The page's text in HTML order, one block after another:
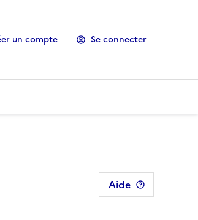
un compte Se connecter
Aide